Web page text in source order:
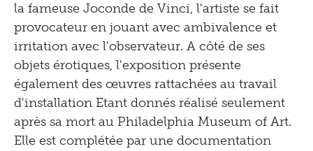
la fameuse Joconde de Vinci, l'artiste se fait
provocateur en jouant avec ambivalence et
irritation avec l'observateur. A côté de ses
objets érotiques, l'exposition présente
également des œuvres rattachées au travail
d'installation Etant donnés réalisé seulement
après sa mort au Philadelphia Museum of Art.
Elle est complétée par une documentation